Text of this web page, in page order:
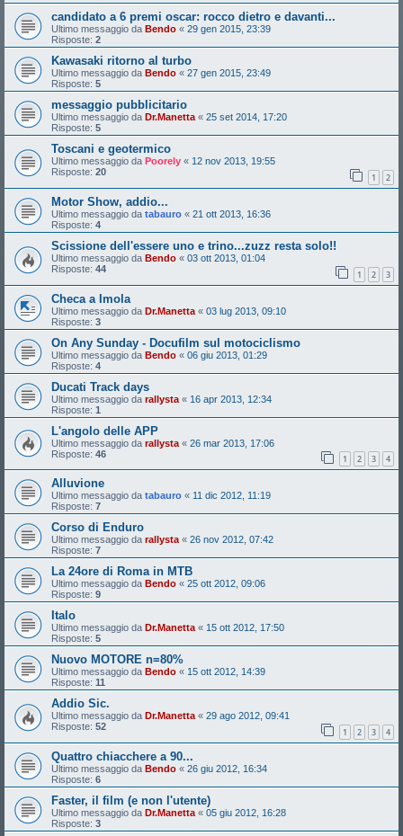
candidato a 6 premi oscar: rocco dietro e davanti...
Ultimo messaggio da Bendo « 29 gen 2015, 23:39
Risposte: 2
Kawasaki ritorno al turbo
Ultimo messaggio da Bendo « 27 gen 2015, 23:49
Risposte: 5
messaggio pubblicitario
Ultimo messaggio da Dr.Manetta« 25 set 2014, 17:20
Risposte: 5
Toscani e geotermico
Ultimo messaggio da Poorely « 12 nov 2013, 19:55
Risposte: 20 1 2
Motor Show, addio...
Ultimo messaggio da tabauro « 21 ott 2013, 16:36
Risposte: 4
Scissione dell'essere uno e trino...zuzz resta solo!!
Ultimo messaggio da Bendo « 03 ott 2013, 01:04
Risposte: 44 1 2 3
Checa a Imola
Ultimo messaggio da Dr.Manetta « 03 lug 2013, 09:10
Risposte: 3
On Any Sunday - Docufilm sul motociclismo
Ultimo messaggio da Bendo « 06 giu 2013, 01:29
Risposte: 4
Ducati Track days
Ultimo messaggio da rallysta « 16 apr 2013, 12:34
Risposte: 1
L'angolo delle APP
Ultimo messaggio da rallysta « 26 mar 2013, 17:06
Risposte: 46 1 2 3 4
Alluvione
Ultimo messaggio da tabauro « 11 dic 2012, 11:19
Risposte: 7
Corso di Enduro
Ultimo messaggio da rallysta « 26 nov 2012, 07:42
Risposte: 7
La 24ore di Roma in MTB
Ultimo messaggio da Bendo « 25 ott 2012, 09:06
Risposte: 9
Italo
Ultimo messaggio da Dr.Manetta « 15 ott 2012, 17:50
Risposte: 5
Nuovo MOTORE n=80%
Ultimo messaggio da Bendo « 15 ott 2012, 14:39
Risposte: 11
Addio Sic.
Ultimo messaggio da Dr.Manetta « 29 ago 2012, 09:41
Risposte: 52 1 2 3 4
Quattro chiacchere a 90...
Ultimo messaggio da Bendo « 26 giu 2012, 16:34
Risposte: 6
Faster, il film (e non l'utente)
Ultimo messaggio da Dr.Manetta « 05 giu 2012, 16:28
Risposte: 3